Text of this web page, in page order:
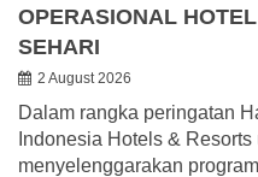
OPERASIONAL
SEHARI
2 August 2026
Dalam rangka peringatan
Indonesia Hotels &
menyelenggarakan